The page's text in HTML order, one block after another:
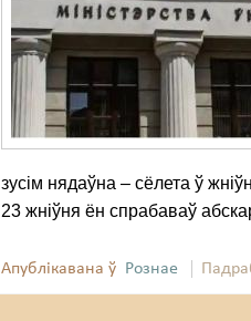
зусім нядаўна – сёлета ў
23 жніўня ён спрабаваў
Апублікавана ў Рознае